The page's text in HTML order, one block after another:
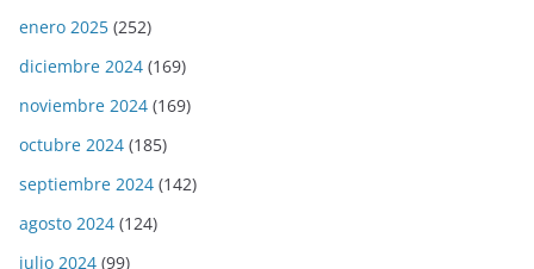
enero 2025 (252)
diciembre 2024 (169)
noviembre 2024 (169)
octubre 2024 (185)
septiembre 2024 (142)
agosto 2024 (124)
julio 2024 (99)